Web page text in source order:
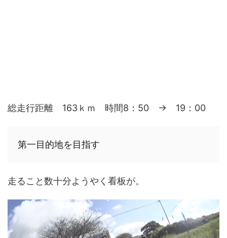
総走行距離 163ｋｍ 時間8：50 → 19：00
第一目的地を目指す
走ること数十分ようやく看板が。